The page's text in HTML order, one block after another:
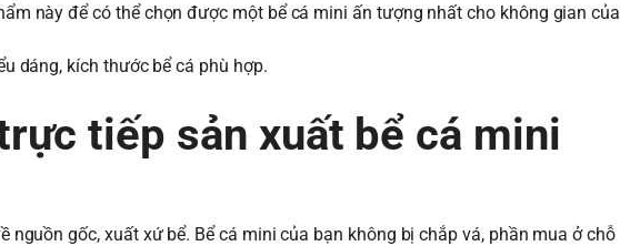
này để có thể chọn được một bể cá mini ấn tượng nhất cho không gian của
dáng, kích thước bể cá phù hợp.
tiếp sản xuất bể cá mini
nguồn gốc, xuất xứ bể. Bể cá mini của bạn không bị chắp vá, phần mua ở chỗ